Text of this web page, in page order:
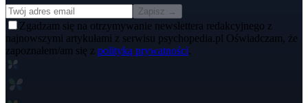
Zapisz →
Zgadzam się na otrzymywanie newslettera redakcyjnego z
najnowszymi artykułami z serwisu psychopedia.pl Oświadczam, że
zapoznałem/am się z polityką prywatności.